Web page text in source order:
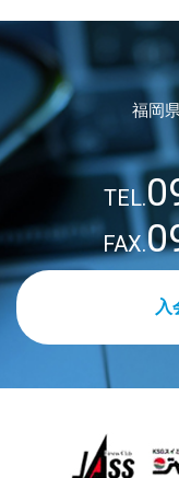
福岡
TEL.
FAX.
入